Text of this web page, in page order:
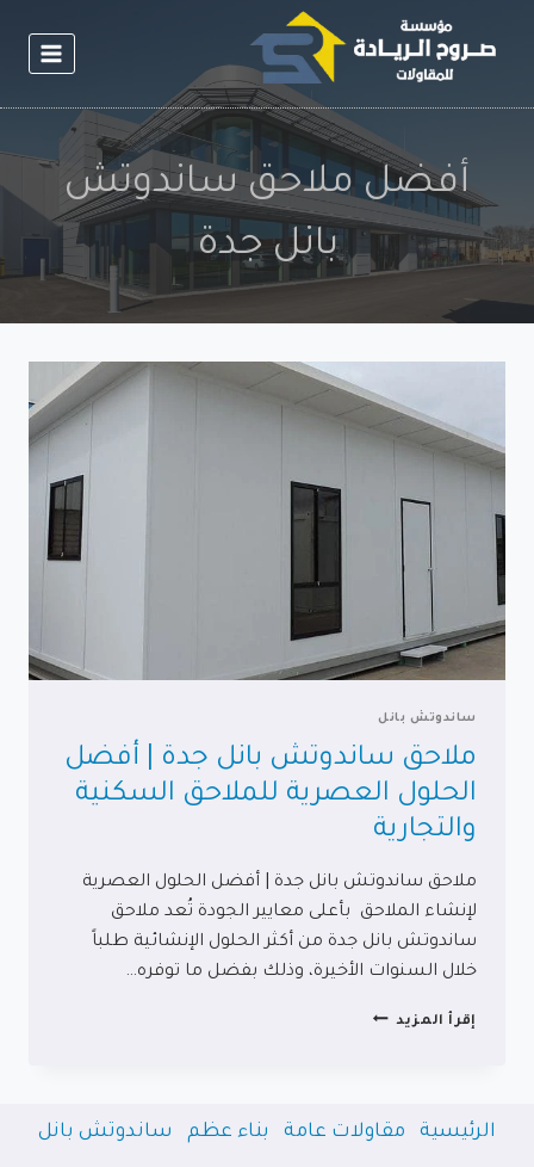
أفضل ملاحق ساندوتش
بانل جدة
ساندوتش بانل
ملاحق ساندوتش بانل جدة | أفضل
الحلول العصرية للملاحق السكنية
والتجارية
ملاحق ساندوتش بانل جدة | أفضل الحلول العصرية
لإنشاء الملاحق بأعلى معايير الجودة تُعد ملاحق
ساندوتش بانل جدة من أكثر الحلول الإنشائية طلباً
خلال السنوات الأخيرة، وذلك بفضل ما توفره…
إقرأ المزيد ملاحق
أفضل
الرئيسية مقاولات عامة بناء عظم ساندوتش بانل